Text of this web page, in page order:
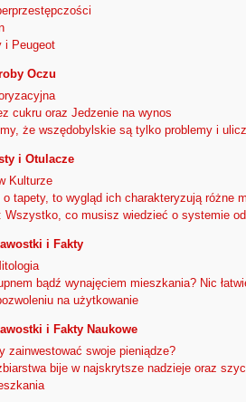
i Peugeot
Oczu
cukru oraz Jedzenie na wynos
że wszędobylskie są tylko problemy i
i Otulacze
Kulturze
tapety, to wygląd ich charakteryzują różne
Wszystko, co musisz wiedzieć o systemie
i Fakty
bądź wynajęciem mieszkania? Nic
na użytkowanie
i Fakty Naukowe
zainwestować swoje pieniądze?
bije w najskrytsze nadzieje oraz